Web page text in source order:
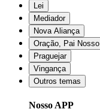
Lei
Mediador
Nova Aliança
Oração, Pai Nosso
Praguejar
Vingança
Outros temas
Nosso APP